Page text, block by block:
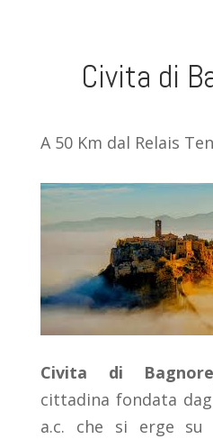
Civita di
A 50 Km dal Relais
Civita di
cittadina fondata
a.c. che si erge